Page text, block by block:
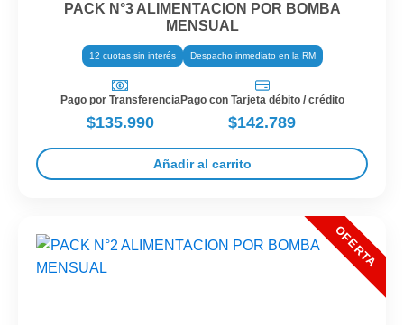
PACK N°3 ALIMENTACION POR BOMBA
MENSUAL
12 cuotas sin interés Despacho inmediato en la RM
Pago por Transferencia
$135.990
Pago con Tarjeta débito / crédito
$142.789
Añadir al carrito